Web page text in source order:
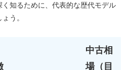
知るために、代表的な歴代モデル
う。
中古相
場（目